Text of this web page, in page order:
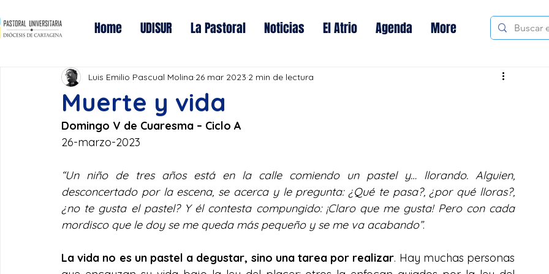
Home UDISUR La Pastoral Noticias El Atrio Agenda More
Muerte y vida
Luis Emilio Pascual Molina 26 mar 2023 2 min de lectura
Domingo V de Cuaresma – Ciclo A
26-marzo-2023
“Un niño de tres años está en la calle comiendo un pastel y… llorando. Alguien,
desconcertado por la escena, se acerca y le pregunta: ¿Qué te pasa?, ¿por qué lloras?,
¿no te gusta el pastel? Y él contesta compungido: ¡Claro que me gusta! Pero con cada
mordisco que le doy se me queda más pequeño y se me va acabando”.
La vida no es un pastel a degustar, sino una tarea por realizar. Hay muchas personas